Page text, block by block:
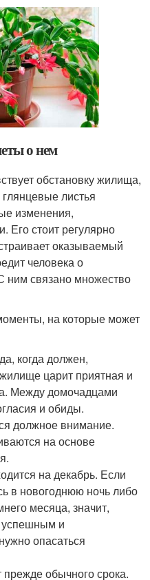
о нем
обстановку жилища,
листья
изменения,
Его стоит регулярно
оказываемый
человека о
ним связано множество
на которые может
когда должен,
царит приятная и
Между домочадцами
и обиды.
должное внимание.
на основе
на декабрь. Если
в новогоднюю ночь либо
месяца, значит,
успешным и
опасаться
прежде обычного срока.